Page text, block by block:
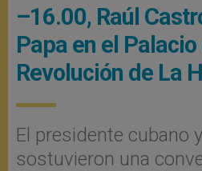
–16.00, Raúl
Papa en el
Revolución de La
El presidente cubano
sostuvieron una